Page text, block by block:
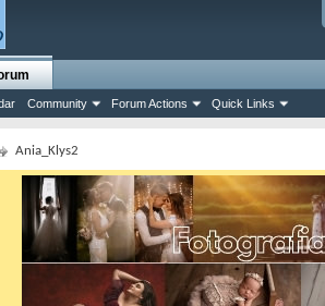
Community Forum Actions Quick Links
Ania_Klys2